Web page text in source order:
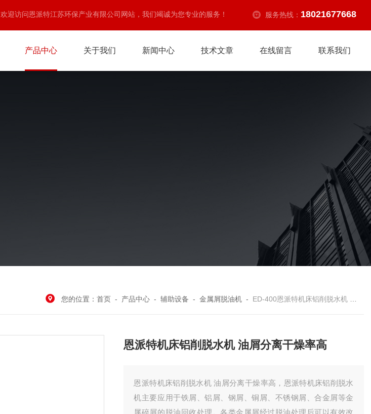
欢迎访问恩派特江苏环保产业有限公司网站，我们竭诚为您专业的服务！ 服务热线： 18021677668
产品中心 关于我们 新闻中心 技术文章 在线留言 联系我们
您的位置：首页 - 产品中心 -辅助设备 -金属屑脱油机 - ED-400恩派特机床铝削脱水机 油屑分离干燥率高
恩派特机床铝削脱水机 油屑分离干燥率高
恩派特机床铝削脱水机 油屑分离干燥率高，恩派特机床铝削脱水
机主要应用于铁屑、铝屑、钢屑、铜屑、不锈钢屑、合金屑等金
属碎屑的脱油回收处理。各类金属屑经过脱油处理后可以有效改